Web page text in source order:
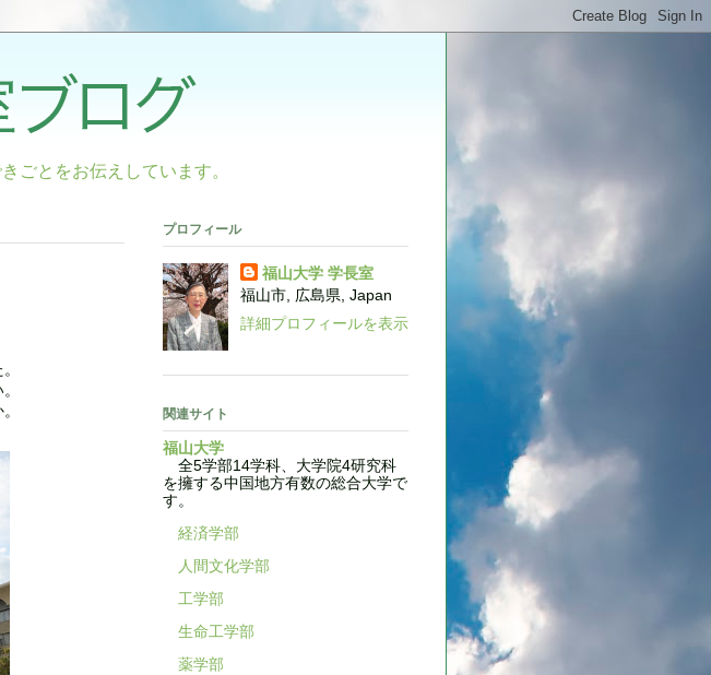
ごとをお伝えしています。
プロフィール
福山大学 学長室
福山市, 広島県, Japan
詳細プロフィールを表示
関連サイト
福山大学
全5学部14学科、大学院4研究科
を擁する中国地方有数の総合大学で
す。
経済学部
人間文化学部
工学部
生命工学部
薬学部